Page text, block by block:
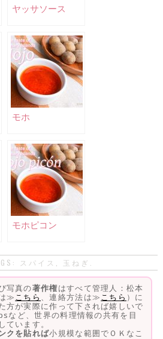
ヤッサソース
モホ
モホピコン
スパイス 玉ねぎ
写真の著作権はすべて管理人：松本
≫こちら 、連絡方法は≫こちら ）に
方が実際に作って下されば嬉しいで
など、世界の料理情報の共有を目
ています。
クを貼れば小規模な範囲でＯＫなこ